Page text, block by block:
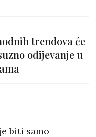
trendova će
odijevanje u
biti samo